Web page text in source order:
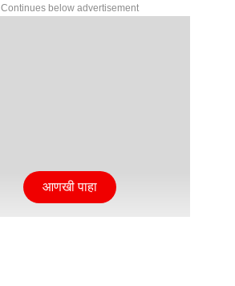
Continues below advertisement
आणखी पाहा